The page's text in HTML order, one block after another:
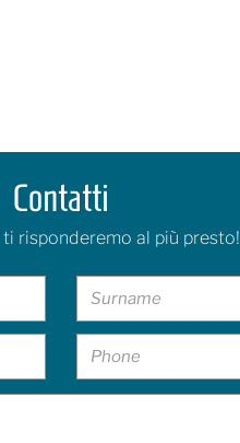
Contatti
risponderemo al più presto!